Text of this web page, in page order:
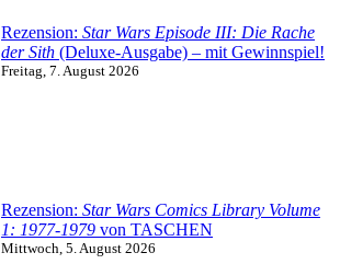
Rezension: Star Wars Episode III: Die Rache
der Sith (Deluxe-Ausgabe) – mit Gewinnspiel!
Freitag, 7. August 2026
Rezension: Star Wars Comics Library Volume
1: 1977-1979 von TASCHEN
Mittwoch, 5. August 2026